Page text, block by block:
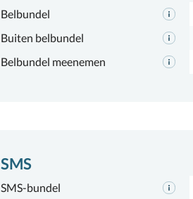
Belbundel
Buiten belbundel
Belbundel meenemen
SMS
SMS-bundel